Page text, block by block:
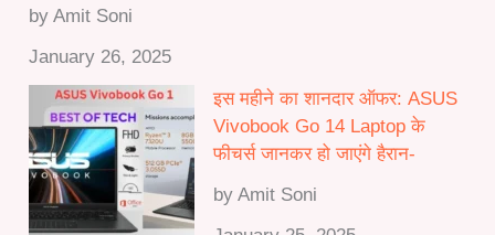
by Amit Soni
January 26, 2025
इस महीने का शानदार ऑफर: ASUS
Vivobook Go 14 Laptop के
फीचर्स जानकर हो जाएंगे हैरान-
by Amit Soni